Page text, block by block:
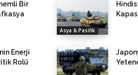
Bir
Asya & Pasifik
Enerji
Rolü